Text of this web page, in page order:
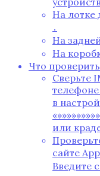
На лотке
․
На
На
Что
Сверьте
телефоне
в
или
сайте
Введите